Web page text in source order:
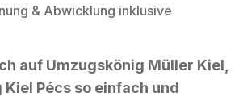
& Abwicklung inklusive
auf Umzugskönig Müller Kiel,
Kiel Pécs so einfach und